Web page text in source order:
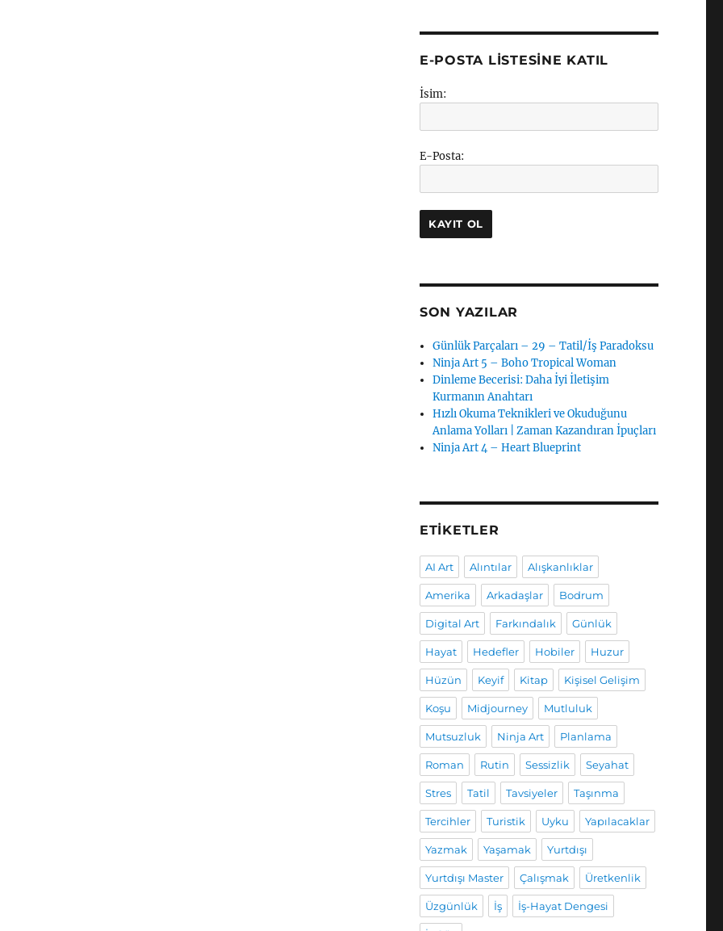
E-POSTA LISTESINE KATIL
İsim:
E-Posta:
SON YAZILAR
Günlük Parçaları – 29 – Tatil/İş Paradoksu
Ninja Art 5 – Boho Tropical Woman
Dinleme Becerisi: Daha İyi İletişim
Kurmanın Anahtarı
Hızlı Okuma Teknikleri ve Okuduğunu
Anlama Yolları | Zaman Kazandıran İpuçları
Ninja Art 4 – Heart Blueprint
ETIKETLER
AI Art Alıntılar Alışkanlıklar
Amerika Arkadaşlar Bodrum
Digital Art Farkındalık Günlük
Hayat Hedefler Hobiler Huzur
Hüzün Keyif Kitap Kişisel Gelişim
Koşu Midjourney Mutluluk
Mutsuzluk Ninja Art Planlama
Roman Rutin Sessizlik Seyahat
Stres Tatil Tavsiyeler Taşınma
Tercihler Turistik Uyku Yapılacaklar
Yazmak Yaşamak Yurtdışı
Yurtdışı Master Çalışmak Üretkenlik
Üzgünlük İş İş-Hayat Dengesi